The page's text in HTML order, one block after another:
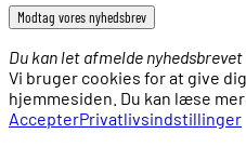
Du kan let afmelde nyhedsbrevet
Vi bruger cookies for at give
hjemmesiden. Du kan læse
AccepterPrivatlivsindstillinger